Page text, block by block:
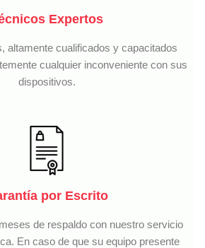
Expertos
altamente cualificados y capacitados
cualquier inconveniente con sus
dispositivos.
por Escrito
de respaldo con nuestro servicio
En caso de que su equipo presente